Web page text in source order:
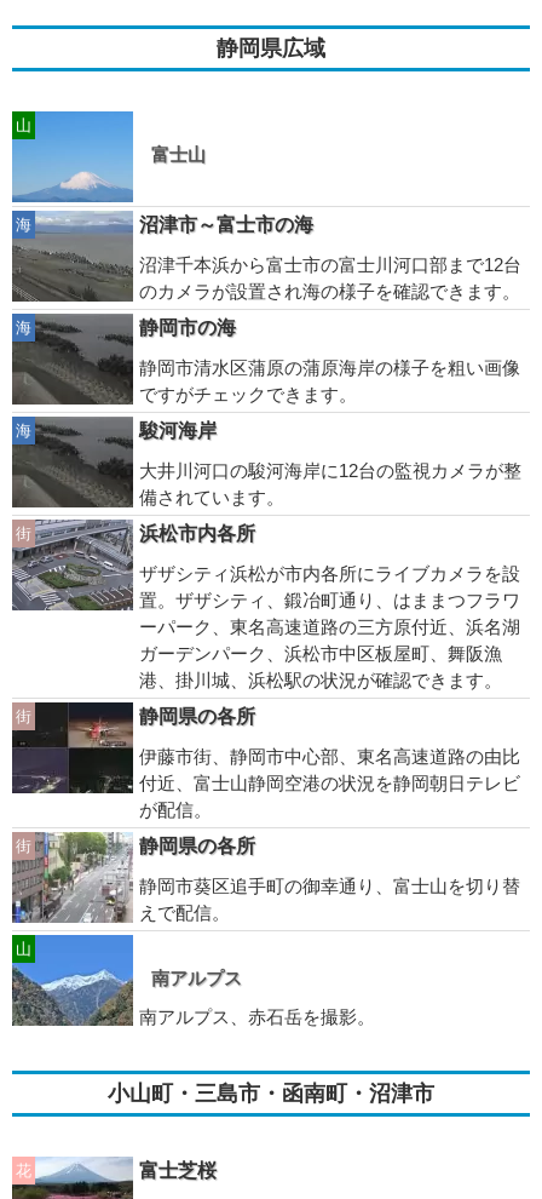
静岡県広域
山
富士山
海
沼津市～富士市の海
沼津千本浜から富士市の富士川河口部まで12台
のカメラが設置され海の様子を確認できます。
海
静岡市の海
静岡市清水区蒲原の蒲原海岸の様子を粗い画像
ですがチェックできます。
海
駿河海岸
大井川河口の駿河海岸に12台の監視カメラが整
備されています。
街
浜松市内各所
ザザシティ浜松が市内各所にライブカメラを設
置。ザザシティ、鍛冶町通り、はままつフラワ
ーパーク、東名高速道路の三方原付近、浜名湖
ガーデンパーク、浜松市中区板屋町、舞阪漁
港、掛川城、浜松駅の状況が確認できます。
街
静岡県の各所
伊藤市街、静岡市中心部、東名高速道路の由比
付近、富士山静岡空港の状況を静岡朝日テレビ
が配信。
街
静岡県の各所
静岡市葵区追手町の御幸通り、富士山を切り替
えで配信。
山
南アルプス
南アルプス、赤石岳を撮影。
小山町・三島市・函南町・沼津市
花
富士芝桜